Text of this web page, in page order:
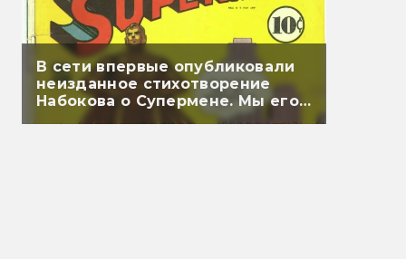
В сети впервые опубликовали
неизданное стихотворение
Набокова о Супермене. Мы его
перевели